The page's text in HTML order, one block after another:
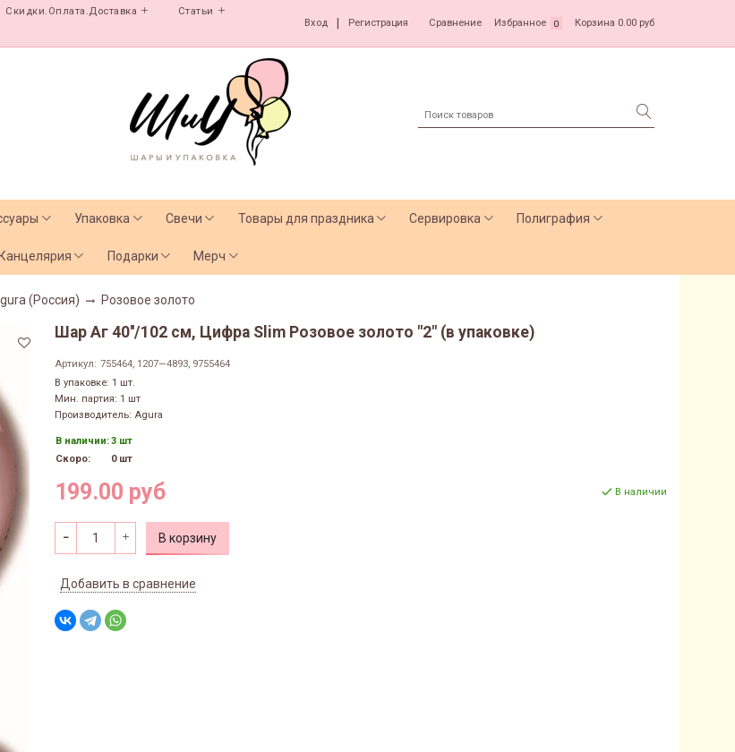
Скидки.Оплата.Доставка Статьи
Вход Регистрация Сравнение Избранное 0 Корзина 0.00 руб
Упаковка Свечи Товары для праздника Сервировка Полиграфия
Канцелярия Подарки Мерч
(Россия) Розовое золото
Шар Аг 40''/102 см, Цифра Slim Розовое золото "2" (в упаковке)
Артикул: 755464, 1207—4893, 9755464
В упаковке: 1 шт.
Мин. партия: 1 шт
Производитель: Agura
В наличии:3 шт
Скоро:
0 шт
199.00 руб В наличии
В корзину
Добавить в сравнение